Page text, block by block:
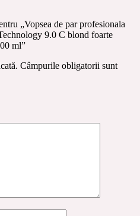
„Vopsea de par profesionala
9.0 C blond foarte
ml”
Câmpurile obligatorii sunt